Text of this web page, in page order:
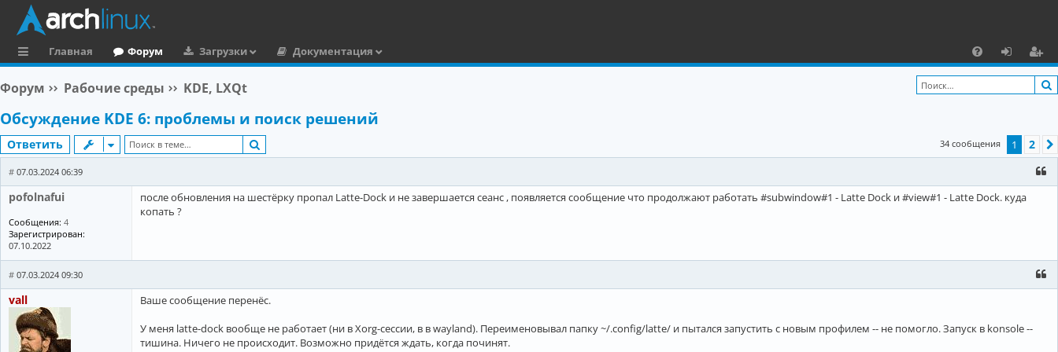
ы
л
к
и
Главная Форум Загрузки
Документация
F
A
х
о
ег
и
а
Форум Рабочие среды KDE, LXQt
Обсуждение KDE 6: проблемы и поиск решений
Ответить 34 сообщения 1 2
pofolnafui
Сообщения: 4
Зарегистрирован:
07.10.2022
# 07.03.2024 06:39
после обновления на шестёрку пропал Latte-Dock и не завершается сеанс , появляется сообщение что продолжают работать #subwindow#1 - Latte Dock и #view#1 - Latte Dock. куда
копать ?
vall
# 07.03.2024 09:30
Ваше сообщение перенёс.
У меня latte-dock вообще не работает (ни в Xorg-сессии, в в wayland). Переименовывал папку ~/.config/latte/ и пытался запустить с новым профилем -- не помогло. Запуск в konsole --
тишина. Ничего не происходит. Возможно придётся ждать, когда починят.